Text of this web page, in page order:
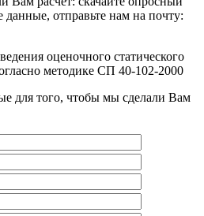
отправьте нам на почту:
оценочного статического
методике СП 40-102-2000
для того, чтобы мы сделали Вам